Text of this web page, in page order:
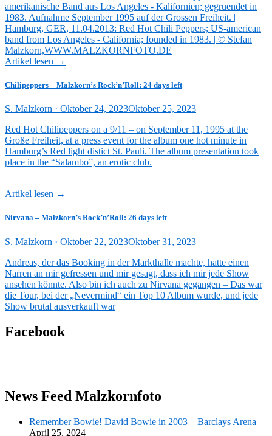
Artikel lesen →
Chilipeppers – Malzkorn’s Rock’n’Roll: 24 days left
S. Malzkorn · Veröffentlicht
Oktober 24, 2023Oktober 25, 2023
Red Hot Chilipeppers on a 9/11 – on September 11, 1995 at the
Große Freiheit, at a press event for the album one hot minute in
Hamburg’s Red light distict St. Pauli. The album presentation took
place in the “Salambo”, an erotic club.
Artikel lesen →
Nirvana – Malzkorn’s Rock’n’Roll: 26 days left
S. Malzkorn · Veröffentlicht
Oktober 22, 2023Oktober 31, 2023
Andreas, der das Booking in der Markthalle machte, hatte einen
Narren an mir gefressen und mir gesagt, dass ich mir jede Show
ansehen könnte. Also bin ich auch zu Nirvana gegangen – Das war
die Tour, bei der „Nevermind“ ein Top 10 Album wurde, und jede
Show brutal ausverkauft war
Facebook
News Feed Malzkornfoto
Remember Bowie! David Bowie in 2003 – Barclays Arena
April 25, 2024